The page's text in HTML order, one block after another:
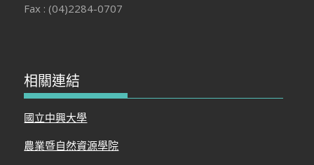
Fax : (04)2284-0707
相關連結
國立中興大學
農業暨自然資源學院